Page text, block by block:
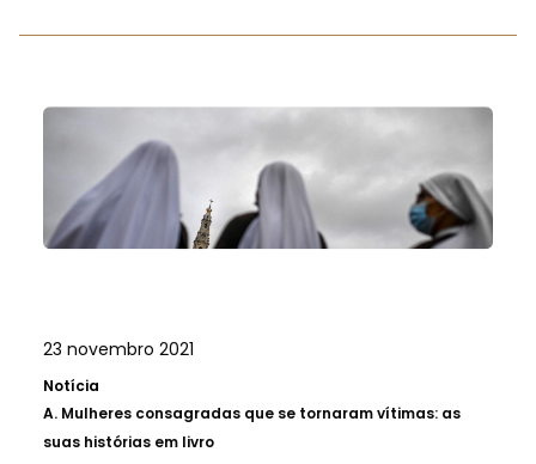
23 novembro 2021
Notícia
A. Mulheres consagradas que se tornaram vítimas: as
suas histórias em livro